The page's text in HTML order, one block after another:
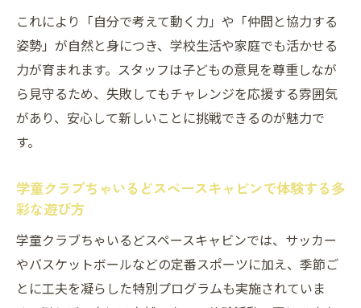
毎日の活動がより充実する学童クラブちゃ
いるどスペースキャビンの魅力
チャレンジ精神が身につく学童クラブちゃいる
どスペースキャビン
スポーツプログラムから学ぶ前向きな姿勢
と行動力
仲間と切磋琢磨する学童クラブちゃいるど
スペースキャビンの精神
自分を超える体験ができる学童クラブちゃ
これにより「自分で考えて動く力」や「仲間と協力する
姿勢」が自然と身につき、学校生活や家庭でも活かせる
力が育まれます。スタッフは子どもの意見を尊重しなが
ら見守るため、失敗してもチャレンジを応援する雰囲気
があり、安心して新しいことに挑戦できるのが魅力で
す。
学童クラブちゃいるどスペースキャビンで体験する多
彩な遊び方
学童クラブちゃいるどスペースキャビンでは、サッカー
やバスケットボールなどの定番スポーツに加え、季節ご
とに工夫を凝らした特別プログラムも実施されていま